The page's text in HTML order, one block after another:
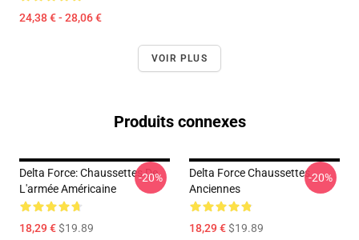
24,38 € - 28,06 €
VOIR PLUS
Produits connexes
Delta Force: Chaussettes De
L'armée Américaine
18,29 €$19.89
-20%
Delta Force Chaussettes
Anciennes
18,29 €$19.89
-20%